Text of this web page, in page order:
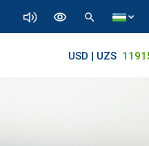
USD | UZS